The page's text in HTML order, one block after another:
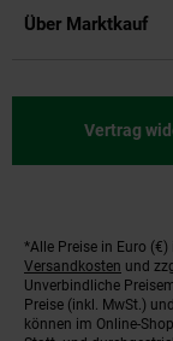
Über Marktkauf
Vertrag
Fußnoten
*Alle Preise in Euro
Versandkosten und
Unverbindliche
Preise (inkl. MwSt.)
können im Online-